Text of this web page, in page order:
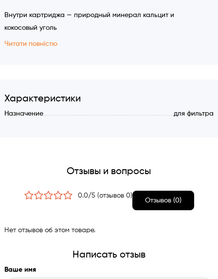
Внутри картриджа — природный минерал кальцит и
кокосовый уголь
Простая установка
ОСНОВНЫЕ ПРЕИМУЩЕСТВА
Вода с необходимыми для организма минералами
Вкусная вода — смесь в минерализаторе содержит
Простая установка — впрессованные фитинги
Читати повністю
Характеристики
Назначение для фильтра
Отзывы и вопросы
0.0/5 (отзывов 0)
Отзывов (0)
Нет отзывов об этом товаре.
Написать отзыв
Ваше имя